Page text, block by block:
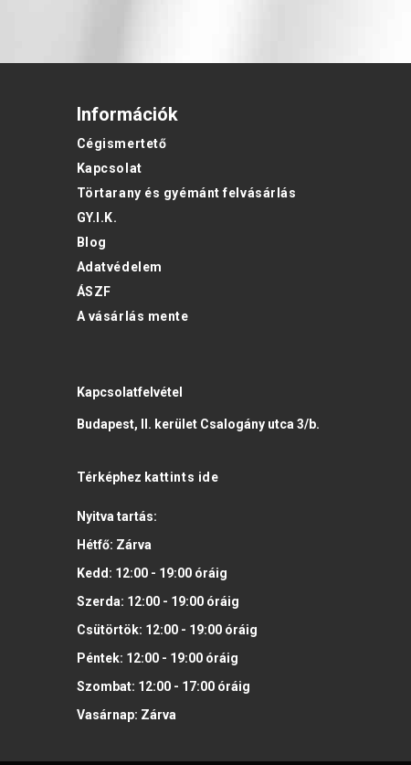
Információk
Cégismertető
Kapcsolat
Törtarany és gyémánt felvásárlás
GY.I.K.
Blog
Adatvédelem
ÁSZF
A vásárlás mente
Kapcsolatfelvétel
Budapest, II. kerület Csalogány utca 3/b.
Térképhez kattints ide
Nyitva tartás:
Hétfő: Zárva
Kedd: 12:00 - 19:00óráig
Szerda: 12:00 - 19:00óráig
Csütörtök: 12:00 - 19:00óráig
Péntek: 12:00 - 19:00óráig
Szombat: 12:00 - 17:00óráig
Vasárnap: Zárva